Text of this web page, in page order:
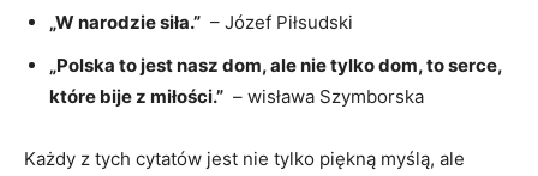
„W narodzie ⁤siła.” ‌ – Józef Piłsudski
„Polska to jest⁤ nasz dom, ⁣ale nie tylko dom, to serce,
które bije z ⁣miłości.” ​ – wisława Szymborska
Każdy z tych ⁤cytatów jest nie tylko ⁢piękną myślą, ale